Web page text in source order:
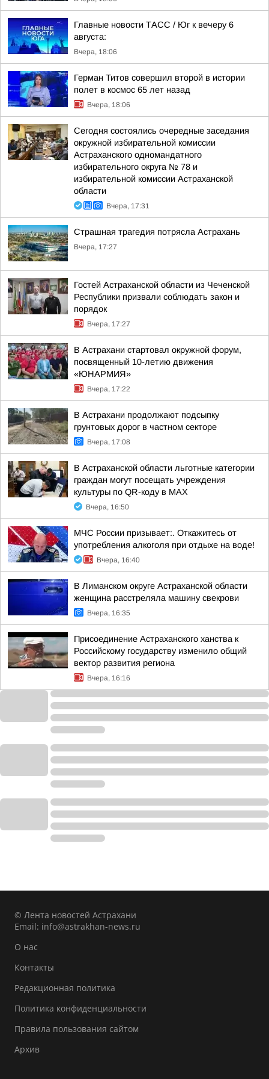
Главные новости ТАСС / Юг к вечеру 6
августа:
Вчера, 18:06
Герман Титов совершил второй в истории
полет в космос 65 лет назад
Вчера, 18:06
Сегодня состоялись очередные заседания
окружной избирательной комиссии
Астраханского одномандатного
избирательного округа № 78 и
избирательной комиссии Астраханской
области
Вчера, 17:31
Страшная трагедия потрясла Астрахань
Вчера, 17:27
Гостей Астраханской области из Чеченской
Республики призвали соблюдать закон и
порядок
Вчера, 17:27
В Астрахани стартовал окружной форум,
посвященный 10-летию движения
«ЮНАРМИЯ»
Вчера, 17:22
В Астрахани продолжают подсыпку
грунтовых дорог в частном секторе
Вчера, 17:08
В Астраханской области льготные категории
граждан могут посещать учреждения
культуры по QR-коду в МАХ
Вчера, 16:50
МЧС России призывает:. Откажитесь от
употребления алкоголя при отдыхе на воде!
Вчера, 16:40
В Лиманском округе Астраханской области
женщина расстреляла машину свекрови
Вчера, 16:35
Присоединение Астраханского ханства к
Российскому государству изменило общий
вектор развития региона
Вчера, 16:16
© Лента новостей Астрахани
Email: info@astrakhan-news.ru
О нас
Контакты
Редакционная политика
Политика конфиденциальности
Правила пользования сайтом
Архив